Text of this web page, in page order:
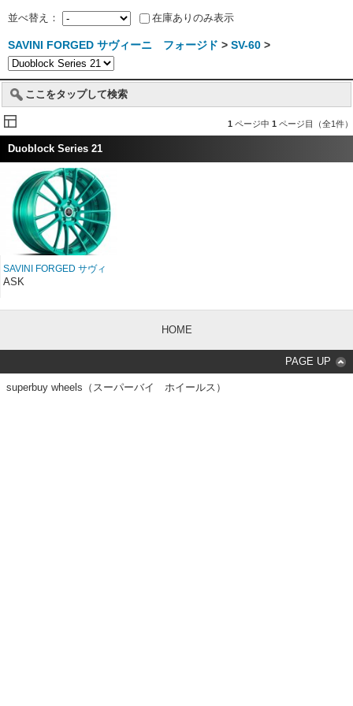
並べ替え： 在庫ありのみ表示
SAVINI FORGED サヴィーニ フォージド > SV-60 >
ここをタップして検索
1 ページ中 1 ページ目（全1件）
Duoblock Series 21
SAVINI FORGED サヴィ
ーニ フォージド
ASK
HOME
PAGE UP
superbuy wheels（スーパーバイ ホイールス）